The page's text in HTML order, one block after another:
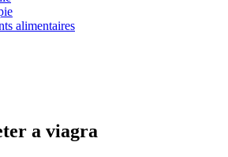
alimentaires
a viagra